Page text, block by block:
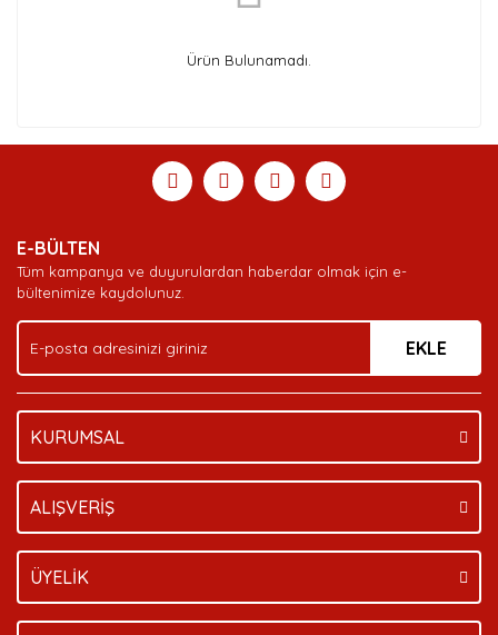
Ürün Bulunamadı.
E-BÜLTEN
Tüm kampanya ve duyurulardan haberdar olmak için e-
bültenimize kaydolunuz.
EKLE
KURUMSAL
ALIŞVERİŞ
ÜYELİK